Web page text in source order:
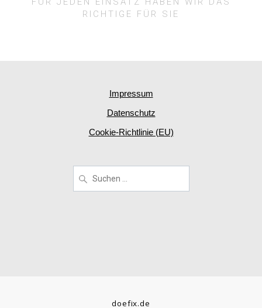
RICHTIGE FÜR SIE
Impressum
Datenschutz
Cookie-Richtlinie (EU)
doefix.de